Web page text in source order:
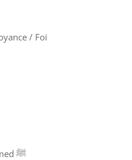
/ Foi
Le Prophète Muhammed ﷺ